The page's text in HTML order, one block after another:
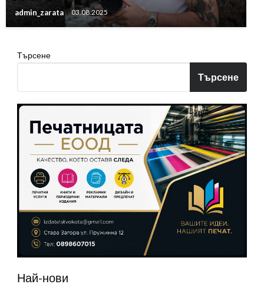
admin_zarata 03.08.2025
Търсене
Търсене
Най-нови